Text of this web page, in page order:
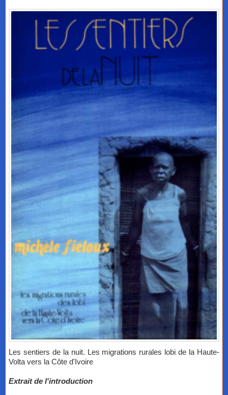
Les sentiers de la nuit. Les migrations rurales lobi de la Haute-
Volta vers la Côte d'Ivoire
Extrait de l'introduction